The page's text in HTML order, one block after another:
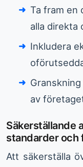
Ta fram en
alla direkta
Inkludera
av
Säkerställande
standarder
Att säkerställa